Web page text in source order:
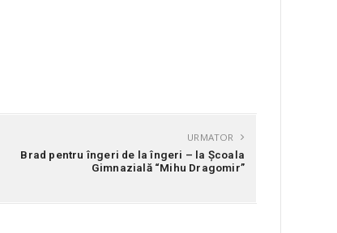
URMATOR
Brad pentru îngeri de la îngeri – la Școala
Gimnazială “Mihu Dragomir”